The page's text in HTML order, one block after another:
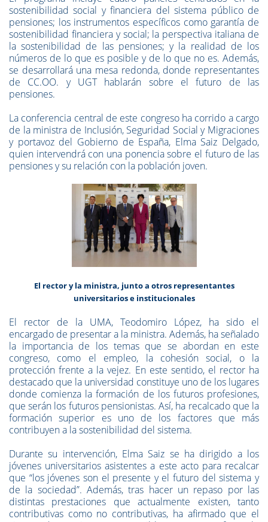
sostenibilidad social y financiera del sistema público de
pensiones; los instrumentos específicos como garantía de
sostenibilidad financiera y social; la perspectiva italiana de
la sostenibilidad de las pensiones; y la realidad de los
números de lo que es posible y de lo que no es. Además,
se desarrollará una mesa redonda, donde representantes
de CC.OO. y UGT hablarán sobre el futuro de las
pensiones.
La conferencia central de este congreso ha corrido a cargo
de la ministra de Inclusión, Seguridad Social y Migraciones
y portavoz del Gobierno de España, Elma Saiz Delgado,
quien intervendrá con una ponencia sobre el futuro de las
pensiones y su relación con la población joven.
El rector y la ministra, junto a otros representantes
universitarios e institucionales
El rector de la UMA, Teodomiro López, ha sido el
encargado de presentar a la ministra. Además, ha señalado
la importancia de los temas que se abordan en este
congreso, como el empleo, la cohesión social, o la
protección frente a la vejez. En este sentido, el rector ha
destacado que la universidad constituye uno de los lugares
donde comienza la formación de los futuros profesiones,
que serán los futuros pensionistas. Así, ha recalcado que la
formación superior es uno de los factores que más
contribuyen a la sostenibilidad del sistema.
Durante su intervención, Elma Saiz se ha dirigido a los
jóvenes universitarios asistentes a este acto para recalcar
que “los jóvenes son el presente y el futuro del sistema y
de la sociedad”. Además, tras hacer un repaso por las
distintas prestaciones que actualmente existen, tanto
contributivas como no contributivas, ha afirmado que el